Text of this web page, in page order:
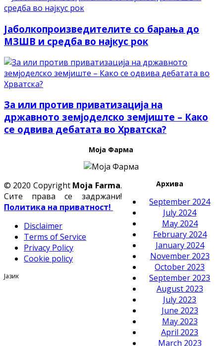
Јаболкопроизведителите со барања до
МЗШВ и средба во најкус рок
За или против приватизација на
државното земјоделско земјиште – Како
се одвива дебатата во Хрватска?
Моја Фарма
Архива
September 2024
July 2024
May 2024
February 2024
January 2024
November 2023
October 2023
September 2023
August 2023
July 2023
June 2023
May 2023
April 2023
March 2023
© 2020 Copyright Moja Farma.
Сите права се задржани!
Политика на приватност!
Disclaimer
Terms of Service
Privacy Policy
Cookie policy
Јазик